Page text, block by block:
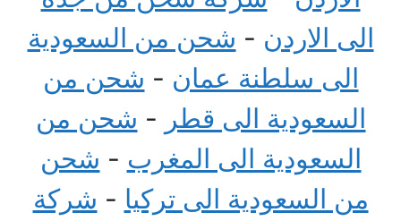
الى الاردن - شحن من السعودية
الى سلطنة عمان - شحن من
السعودية الى قطر - شحن من
السعودية الى المغرب - شحن
من السعودية الى تركيا - شركة